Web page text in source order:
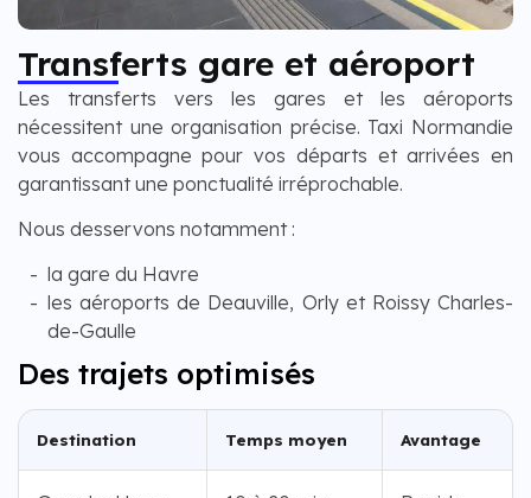
Transferts gare et aéroport
Les transferts vers les gares et les aéroports
nécessitent une organisation précise. Taxi Normandie
vous accompagne pour vos départs et arrivées en
garantissant une ponctualité irréprochable.
Nous desservons notamment :
la gare du Havre
les aéroports de Deauville, Orly et Roissy Charles-
de-Gaulle
Des trajets optimisés
Destination Temps moyen Avantage